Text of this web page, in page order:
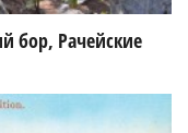
бор, Рачейские